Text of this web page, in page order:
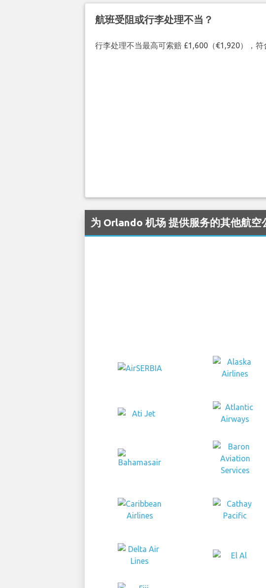
航班受阻或行李处理不当？
行李处理不当最高可索赔 £1,600（€1,920），
为 Orlando 机场 提供服务的其他航空